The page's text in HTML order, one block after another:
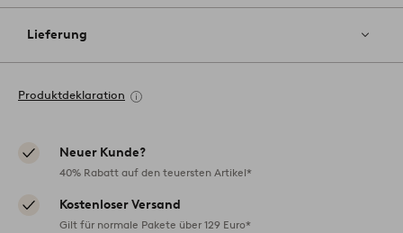
Lieferung
Produktdeklaration
Neuer Kunde?
40% Rabatt auf den teuersten Artikel*
Kostenloser Versand
Gilt für normale Pakete über 129 Euro*